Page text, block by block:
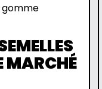
gomme
MARCHÉ